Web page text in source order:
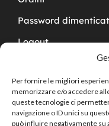
Per fornire le migliori
memorizzare e/o accedere
queste tecnologie ci
navigazione o ID unici su
può influire negativamente
Password
Logout
Copyright ©